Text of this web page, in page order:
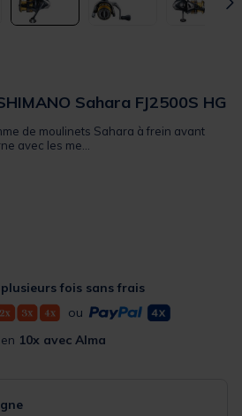
Sahara FJ2500S HG
de moulinets Sahara à frein avant
avec les me...
plusieurs fois sans frais
ou
ou en 10x avec Alma